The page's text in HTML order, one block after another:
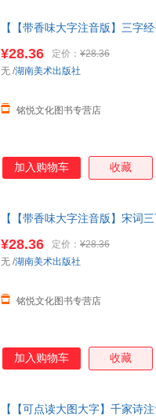
【【带香味大字注音版】三字
版】三字经+弟子规
¥28.36 定价： ¥28.36
铭悦文化图书专营店
无 /湖南美术出版社
加入购物车 收藏
【【带香味大字注音版】宋词
版】宋词三百首
¥28.36 定价： ¥28.36
铭悦文化图书专营店
无 /湖南美术出版社
加入购物车 收藏
【【可点读大图大字】千家诗